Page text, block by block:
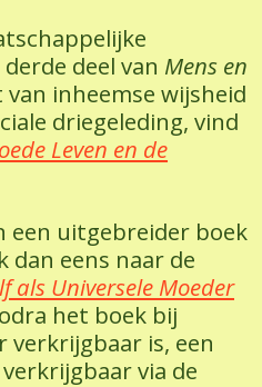
deel van Mens en
inheemse wijsheid
driegeleding, vind
Leven en de
een uitgebreider boek
dan eens naar de
als Universele Moeder
het boek bij
verkrijgbaar is, een
via de